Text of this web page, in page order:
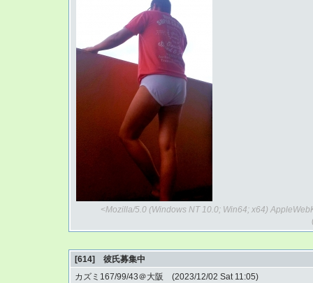
<Mozilla/5.0 (Windows NT 10.0; Win64; x64)
[614] 彼氏募集中
カズミ167/99/43＠大阪 (2023/12/02 Sat 11:05)